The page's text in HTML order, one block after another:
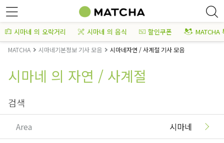
시마네 의 오락거리 시마네 의 음식 할인쿠폰 MATCHA
MATCHA 시마네기본정보 기사 모음 시마네자연 / 사계절 기사 모음
시마네 의 자연 / 사계절
검색
Area 시마네